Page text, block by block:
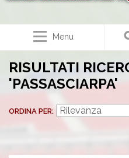
Menu
RISULTATI
'PASSASCIARPA'
ORDINA PER